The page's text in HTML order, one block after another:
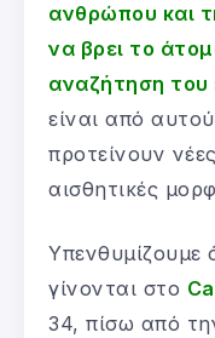
ανθρώπου και
να βρει το
αναζήτηση του
είναι από
προτείνουν
αισθητικές
Υπενθυμίζουμε
γίνονται στο
34, πίσω από